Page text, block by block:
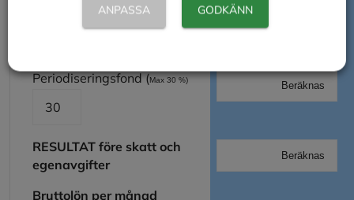
RESULTAT efter finansiella
Periodiseringsfond (Max 30 %)
RESULTAT före skatt och
egenavgifter
Bruttolön per månad
ANPASSA GODKÄNN